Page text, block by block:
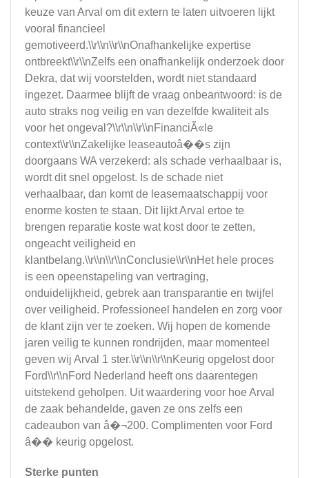
keuze van Arval om dit extern te laten uitvoeren lijkt
vooral financieel
gemotiveerd.\\r\\n\\r\\nOnafhankelijke expertise
ontbreekt\\r\\nZelfs een onafhankelijk onderzoek door
Dekra, dat wij voorstelden, wordt niet standaard
ingezet. Daarmee blijft de vraag onbeantwoord: is de
auto straks nog veilig en van dezelfde kwaliteit als
voor het ongeval?\\r\\n\\r\\nFinanciÃ«le
context\\r\\nZakelijke leaseautoâ��s zijn
doorgaans WA verzekerd: als schade verhaalbaar is,
wordt dit snel opgelost. Is de schade niet
verhaalbaar, dan komt de leasemaatschappij voor
enorme kosten te staan. Dit lijkt Arval ertoe te
brengen reparatie koste wat kost door te zetten,
ongeacht veiligheid en
klantbelang.\\r\\n\\r\\nConclusie\\r\\nHet hele proces
is een opeenstapeling van vertraging,
onduidelijkheid, gebrek aan transparantie en twijfel
over veiligheid. Professioneel handelen en zorg voor
de klant zijn ver te zoeken. Wij hopen de komende
jaren veilig te kunnen rondrijden, maar momenteel
geven wij Arval 1 ster.\\r\\n\\r\\nKeurig opgelost door
Ford\\r\\nFord Nederland heeft ons daarentegen
uitstekend geholpen. Uit waardering voor hoe Arval
de zaak behandelde, gaven ze ons zelfs een
cadeaubon van â�¬200. Complimenten voor Ford
â�� keurig opgelost.
Sterke punten